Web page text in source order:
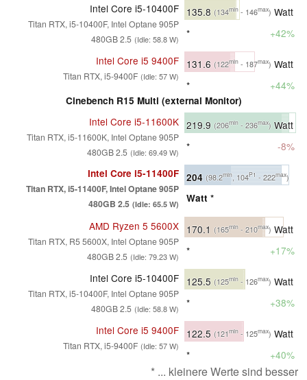
Intel Core i5-10400F
Titan RTX, i5-10400F, Intel Optane 905P
480GB 2.5 (Idle: 58.8 W)
135.8 (134min - 146max) Watt
*
+42%
Intel Core i5 9400F
Titan RTX, i5-9400F (Idle: 57 W)
131.6 (122min - 187max) Watt
*
+44%
Cinebench R15 Multi (external Monitor)
Intel Core i5-11600K
Titan RTX, i5-11600K, Intel Optane 905P
480GB 2.5 (Idle: 69.49 W)
219.9 (206min - 236max) Watt
*
-8%
Intel Core i5-11400F
Titan RTX, i5-11400F, Intel Optane 905P
480GB 2.5 (Idle: 65.5 W)
204 (98.2min, 104P1- 222max)
Watt *
AMD Ryzen 5 5600X
Titan RTX, R5 5600X, Intel Optane 905P
480GB 2.5 (Idle: 79.23 W)
170.1 (165min - 210max) Watt
*
+17%
Intel Core i5-10400F
Titan RTX, i5-10400F, Intel Optane 905P
480GB 2.5 (Idle: 58.8 W)
125.5 (125min - 126max) Watt
*
+38%
Intel Core i5 9400F
Titan RTX, i5-9400F (Idle: 57 W)
122.5 (121min - 125max) Watt
*
+40%
* ... kleinere Werte sind besser